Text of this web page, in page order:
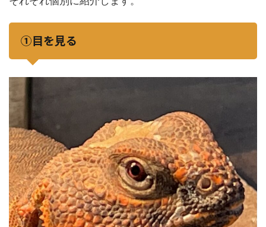
①目を見る